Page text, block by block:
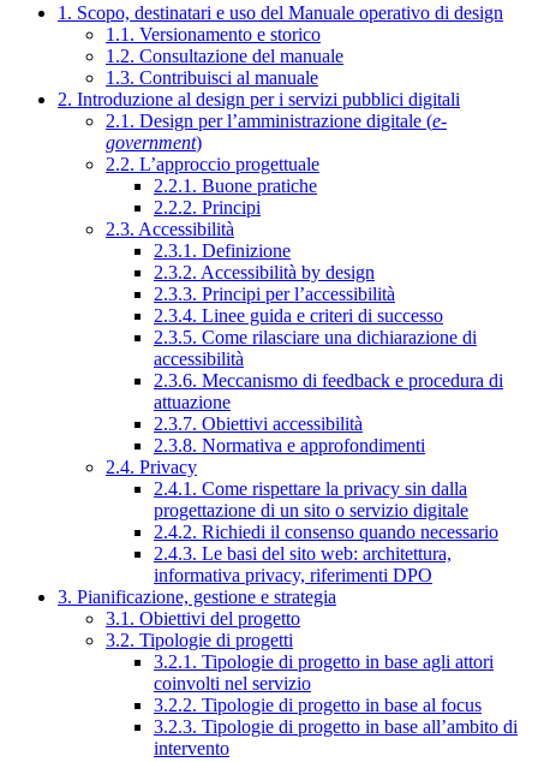
1. Scopo, destinatari e uso del Manuale operativo di design
1.1. Versionamento e storico
1.2. Consultazione del manuale
1.3. Contribuisci al manuale
2. Introduzione al design per i servizi pubblici digitali
2.1. Design per l’amministrazione digitale (e-
government)
2.2. L’approccio progettuale
2.2.1. Buone pratiche
2.2.2. Principi
2.3. Accessibilità
2.3.1. Definizione
2.3.2. Accessibilità by design
2.3.3. Principi per l’accessibilità
2.3.4. Linee guida e criteri di successo
2.3.5. Come rilasciare una dichiarazione di
accessibilità
2.3.6. Meccanismo di feedback e procedura di
attuazione
2.3.7. Obiettivi accessibilità
2.3.8. Normativa e approfondimenti
2.4. Privacy
2.4.1. Come rispettare la privacy sin dalla
progettazione di un sito o servizio digitale
2.4.2. Richiedi il consenso quando necessario
2.4.3. Le basi del sito web: architettura,
informativa privacy, riferimenti DPO
3. Pianificazione, gestione e strategia
3.1. Obiettivi del progetto
3.2. Tipologie di progetti
3.2.1. Tipologie di progetto in base agli attori
coinvolti nel servizio
3.2.2. Tipologie di progetto in base al focus
3.2.3. Tipologie di progetto in base all’ambito di
intervento